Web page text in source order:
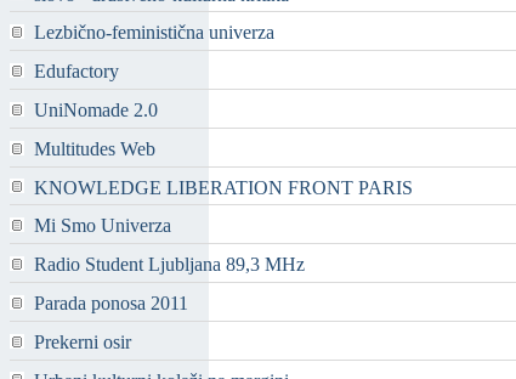
Lezbično-feministična univerza
Edufactory
UniNomade 2.0
Multitudes Web
KNOWLEDGE LIBERATION FRONT PARIS
Mi Smo Univerza
Radio Student Ljubljana 89,3 MHz
Parada ponosa 2011
Prekerni osir